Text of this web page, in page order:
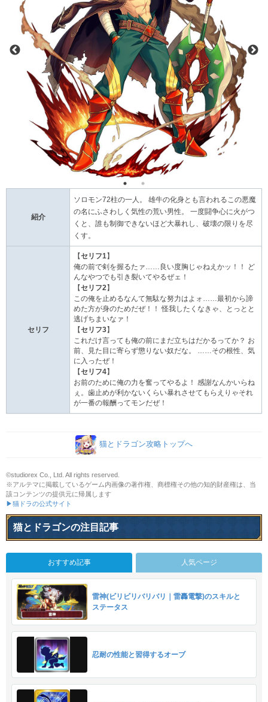
紹介
ソロモン72柱の一人。 雄牛の化身とも言われるこの悪魔
の名にふさわしく気性の荒い男性。 一度闘争心に火がつ
くと、誰も制御できないほど大暴れし、破壊の限りを尽
くす。
セリフ
【セリフ1 】
俺の前で剣を握るたァ……良い度胸じゃねえかッ！！ ど
んなやつでも引き裂いてやるぜェ！
【セリフ2 】
この俺を止めるなんて無駄な努力はよォ……最初から諦
めた方が身のためだぜ！！ 怪我したくなきゃ、とっとと
逃げちまいなァ！
【セリフ3】
これだけ言っても俺の前にまだ立ちはだかるってか？ お
前、見た目に寄らず懲りない奴だな。 ……その根性、気
に入ったぜ！
【セリフ4】
お前のために俺の力を奮ってやるよ！ 感謝なんかいらね
ぇ。歯止めが利かないくらい暴れさせてもらえりゃそれ
が一番の報酬ってモンだぜ！
猫とドラゴン攻略トップへ
©studiorex Co., Ltd. All rights reserved.
※アルテマに掲載しているゲーム内画像の著作権、商標権その他の知的財産権は、当
該コンテンツの提供元に帰属します
▶猫ドラの公式サイト
猫とドラゴンの注目記事
おすすめ記事 人気ページ
雷神(ビリビリバリバリ｜雷轟電撃)のスキルと
ステータス
忍耐の性能と習得するオーブ